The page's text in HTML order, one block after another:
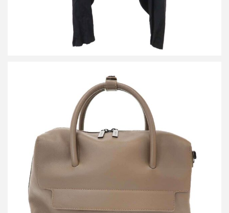
ディスコードバイヨウジヤマモト 2WAIレザーショルダートートバ